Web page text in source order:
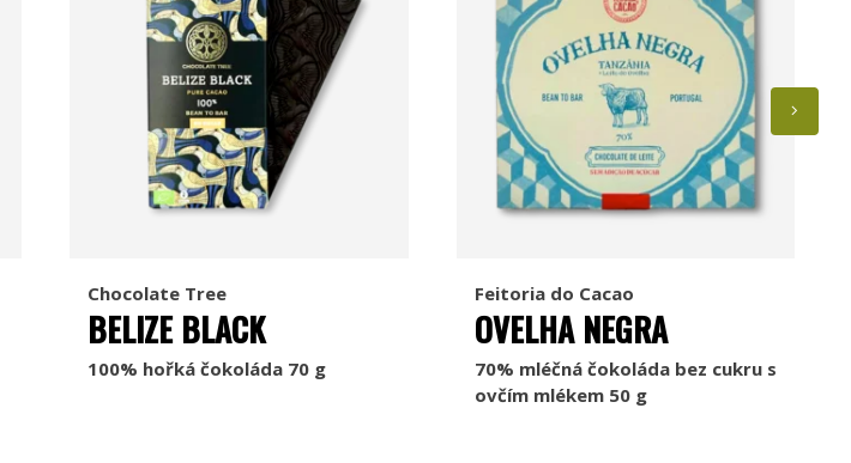
Chocolate Tree
BELIZE BLACK
100% hořká čokoláda 70 g
Feitoria do Cacao
OVELHA NEGRA
70% mléčná čokoláda bez cukru s
ovčím mlékem 50 g